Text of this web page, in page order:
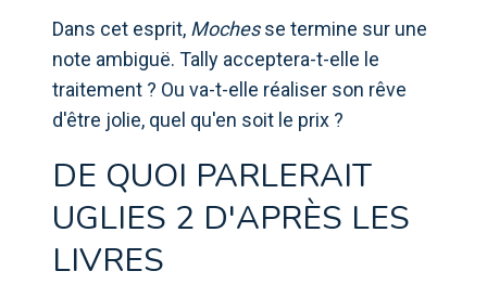
Dans cet esprit, Mochesse termine sur une
note ambiguë. Tally acceptera-t-elle le
traitement ? Ou va-t-elle réaliser son rêve
d'être jolie, quel qu'en soit le prix ?
DE QUOI PARLERAIT
UGLIES 2 D'APRÈS LES
LIVRES